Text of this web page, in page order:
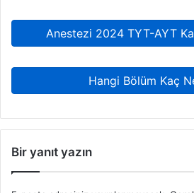
Anestezi 2024 TYT-AYT
Hangi Bölüm Kaç
Bir yanıt yazın